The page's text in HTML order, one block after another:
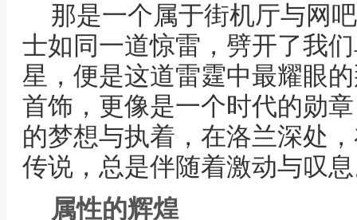
那是一个属于街机厅与网
士如同一道惊雷，劈开了我
星，便是这道雷霆中最耀眼
首饰，更像是一个时代的勋
的梦想与执着，在洛兰深处
传说，总是伴随着激动与叹
属性的辉煌